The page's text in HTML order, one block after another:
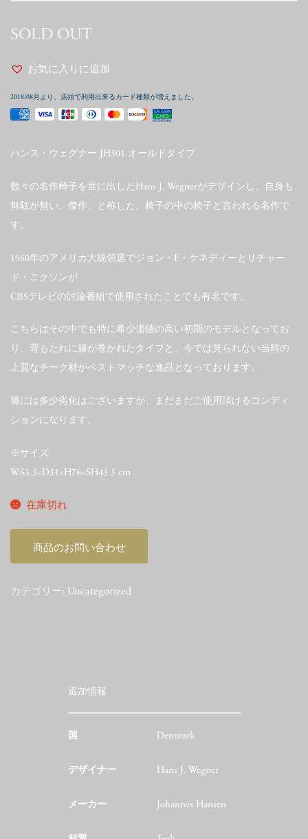
SOLD OUT
お気に入りに追加
2018/08月より、店頭で利用出来るカード種類が増えました。
ハンス・ウェグナー JH501 オールドタイプ
数々の名作椅子を世に出したHans J. Wegnerがデザインし、自身も
無駄が無い、傑作、と称した、椅子の中の椅子と言われる名作で
す。
1960年のアメリカ大統領選でジョン・F・ケネディーとリチャー
ド・ニクソンが
CBSテレビの討論番組で使用されたことでも有名です。
こちらはその中でも特に希少価値の高い初期のモデルとなってお
り、背もたれに籐が巻かれたタイプと、今では見られない当時の
上質なチーク材がベストマッチな逸品となっております。
籐には多少劣化はございますが、まだまだご使用頂けるコンディ
ションになります。
※サイズ
W63.5×D51×H76×SH43.5 cm
在庫切れ
商品のお問い合わせ
カテゴリー: Uncategorized
追加情報
国 Denmark
デザイナー Hans J. Wegner
メーカー Johannes Hansen